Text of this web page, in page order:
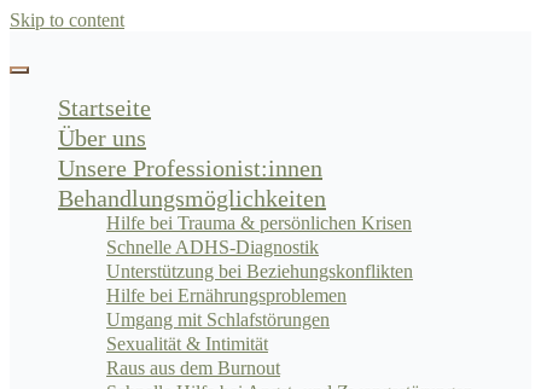
Skip to content
Startseite
Über uns
Unsere Professionist:innen
Behandlungsmöglichkeiten
Hilfe bei Trauma & persönlichen Krisen
Schnelle ADHS-Diagnostik
Unterstützung bei Beziehungskonflikten
Hilfe bei Ernährungsproblemen
Umgang mit Schlafstörungen
Sexualität & Intimität
Raus aus dem Burnout